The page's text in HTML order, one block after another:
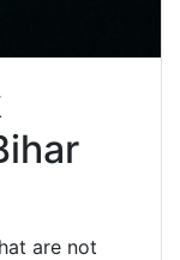
are not